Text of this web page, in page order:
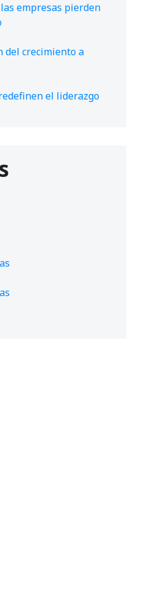
empresas pierden
del crecimiento a
el liderazgo